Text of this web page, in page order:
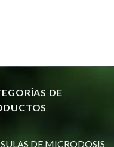
DE
DE MICRODOSIS